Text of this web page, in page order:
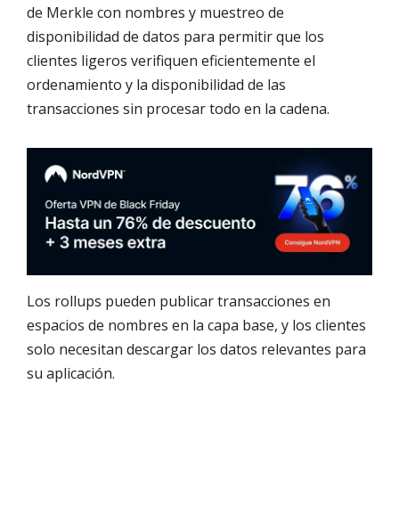
de Merkle con nombres y muestreo de
disponibilidad de datos para permitir que los
clientes ligeros verifiquen eficientemente el
ordenamiento y la disponibilidad de las
transacciones sin procesar todo en la cadena.
Los rollups pueden publicar transacciones en
espacios de nombres en la capa base, y los clientes
solo necesitan descargar los datos relevantes para
su aplicación.